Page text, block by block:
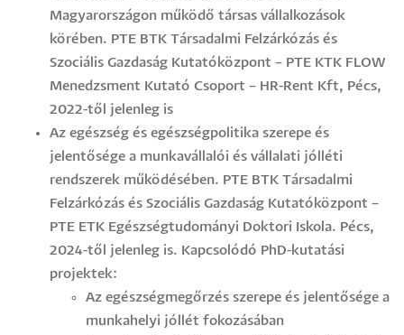
Magyarországon működő társas vállalkozások
körében. PTE BTK Társadalmi Felzárkózás és
Szociális Gazdaság Kutatóközpont – PTE KTK FLOW
Menedzsment Kutató Csoport – HR-Rent Kft, Pécs,
2022-től jelenleg is
Az egészség és egészségpolitika szerepe és
jelentősége a munkavállalói és vállalati jólléti
rendszerek működésében. PTE BTK Társadalmi
Felzárkózás és Szociális Gazdaság Kutatóközpont –
PTE ETK Egészségtudományi Doktori Iskola. Pécs,
2024-től jelenleg is. Kapcsolódó PhD-kutatási
projektek:
Az egészségmegőrzés szerepe és jelentősége a
munkahelyi jóllét fokozásában